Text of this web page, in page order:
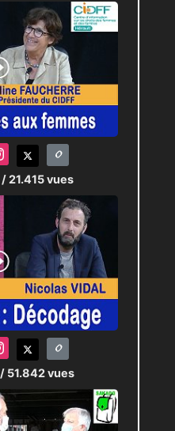
/ 21.415 vues
/ 51.842 vues